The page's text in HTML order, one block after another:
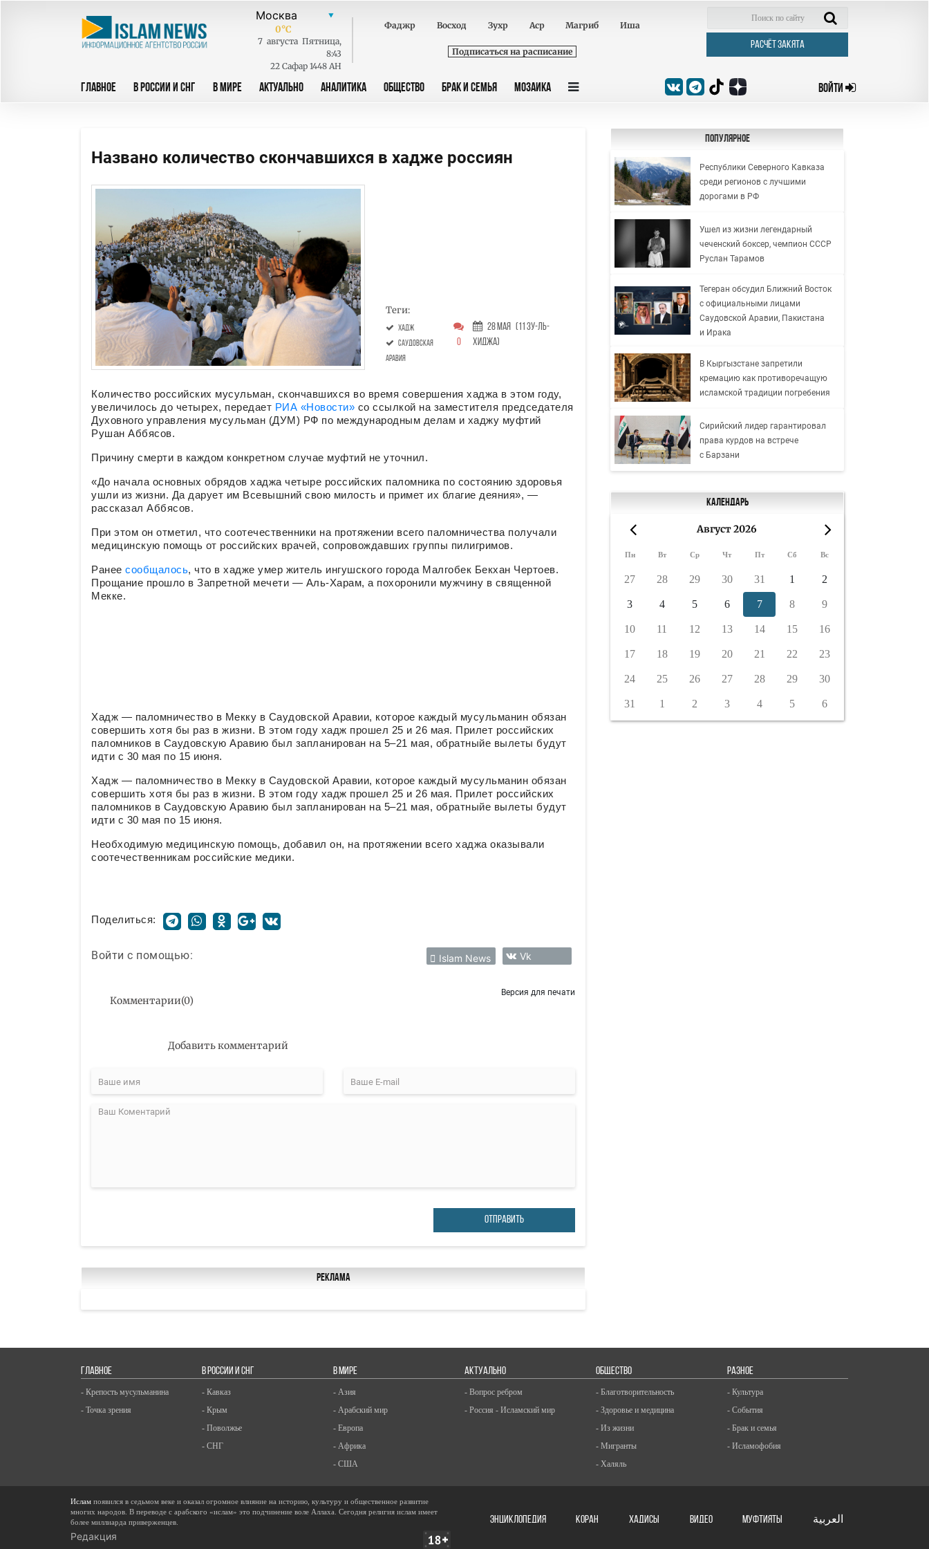
0°C
7 августа Пятница,
8:43
22 Сафар 1448 AH
Фаджр Восход Зухр Аср Магриб Иша
Подписаться на расписание
РАСЧЁТ ЗАКЯТА
ГЛАВНОЕ В РОССИИ И СНГ В МИРЕ АКТУАЛЬНО АНАЛИТИКА ОБЩЕСТВО БРАК И СЕМЬЯ МОЗАИКА ВОЙТИ
Названо количество скончавшихся в хадже россиян
Теги:
хадж
саудовская
аравия
0
28 Мая (11 Зу-ль-
хиджа)
Количество российских мусульман, скончавшихся во время совершения хаджа в этом году,
увеличилось до четырех, передает РИА «Новости» со ссылкой на заместителя председателя
Духовного управления мусульман (ДУМ) РФ по международным делам и хаджу муфтий
Рушан Аббясов.
Причину смерти в каждом конкретном случае муфтий не уточнил.
«До начала основных обрядов хаджа четыре российских паломника по состоянию здоровья
ушли из жизни. Да дарует им Всевышний свою милость и примет их благие деяния», —
рассказал Аббясов.
При этом он отметил, что соотечественники на протяжении всего паломничества получали
медицинскую помощь от российских врачей, сопровождавших группы пилигримов.
Ранее сообщалось, что в хадже умер житель ингушского города Малгобек Бекхан Чертоев.
Прощание прошло в Запретной мечети — Аль-Харам, а похоронили мужчину в священной
Мекке.
Хадж — паломничество в Мекку в Саудовской Аравии, которое каждый мусульманин обязан
совершить хотя бы раз в жизни. В этом году хадж прошел 25 и 26 мая. Прилет российских
паломников в Саудовскую Аравию был запланирован на 5–21 мая, обратныйе вылеты будут
идти с 30 мая по 15 июня.
Хадж — паломничество в Мекку в Саудовской Аравии, которое каждый мусульманин обязан
совершить хотя бы раз в жизни. В этом году хадж прошел 25 и 26 мая. Прилет российских
паломников в Саудовскую Аравию был запланирован на 5–21 мая, обратныйе вылеты будут
идти с 30 мая по 15 июня.
Необходимую медицинскую помощь, добавил он, на протяжении всего хаджа оказывали
соотечественникам российские медики.
Поделиться:
Войти с помощью: Islam News Vk
Комментарии(0)
Версия для печати
Добавить комментарий
ОТПРАВИТЬ
Реклама
Популярное
Республики Северного Кавказа
среди регионов с лучшими
дорогами в РФ
Ушел из жизни легендарный
чеченский боксер, чемпион СССР
Руслан Тарамов
Тегеран обсудил Ближний Восток
с официальными лицами
Саудовской Аравии, Пакистана
и Ирака
В Кыргызстане запретили
кремацию как противоречащую
исламской традиции погребения
Сирийский лидер гарантировал
права курдов на встрече
с Барзани
Календарь
Август 2026
Пн Вт Ср Чт Пт Сб Вс
27 28 29 30 31 1 2
3 4 5 6 7 8 9
10 11 12 13 14 15 16
17 18 19 20 21 22 23
24 25 26 27 28 29 30
31 1 2 3 4 5 6
ГЛАВНОЕ
- Крепость мусульманина
- Точка зрения
В РОССИИ И СНГ
- Кавказ
- Крым
- Поволжье
- СНГ
В МИРЕ
- Азия
- Арабский мир
- Европа
- Африка
- США
АКТУАЛЬНО
- Вопрос ребром
- Россия - Исламский мир
ОБЩЕСТВО
- Благотворительность
- Здоровье и медицина
- Из жизни
- Мигранты
- Халяль
РАЗНОЕ
- Культура
- События
- Брак и семья
- Исламофобия
Ислам появился в седьмом веке и оказал огромное влияние на историю, культуру и общественное развитие
многих народов. В переводе с арабского «ислам» это подчинение воле Аллаха. Сегодня религия ислам имеет
более миллиарда приверженцев.
Редакция
ЭНЦИКЛОПЕДИЯ КОРАН ХАДИСЫ ВИДЕО Муфтияты العربية